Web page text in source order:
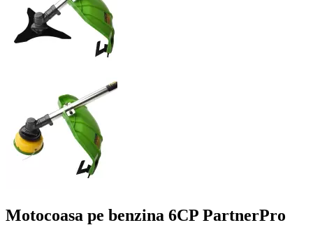
Motocoasa pe benzina 6CP PartnerPro